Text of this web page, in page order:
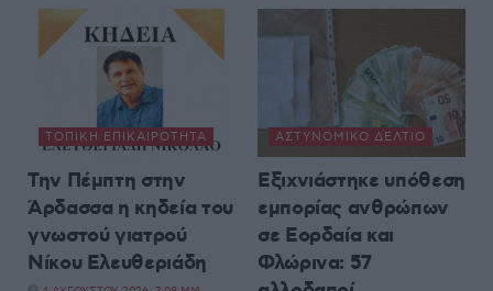
ΤΟΠΙΚΉ ΕΠΙΚΑΙΡΌΤΗΤΑ
Την Πέμπτη στην
Άρδασσα η κηδεία του
γνωστού γιατρού
Νίκου Ελευθεριάδη
ΑΣΤΥΝΟΜΙΚΌ ΔΕΛΤΊΟ
Εξιχνιάστηκε υπόθεση
εμπορίας ανθρώπων
σε Εορδαία και
Φλώρινα: 57